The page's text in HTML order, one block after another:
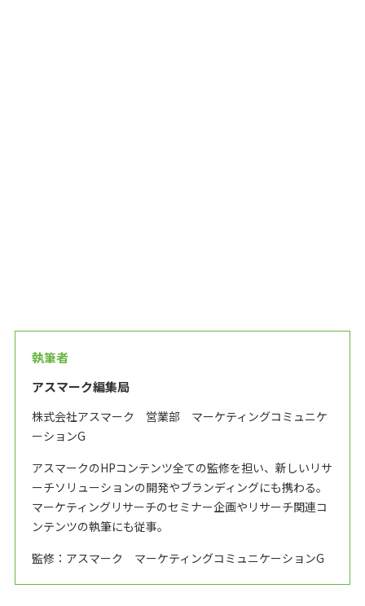
執筆者
アスマーク編集局
株式会社アスマーク 営業部 マーケティングコミュニケ
ーションG
アスマークのHPコンテンツ全ての監修を担い、新しいリサ
ーチソリューションの開発やブランディングにも携わる。
マーケティングリサーチのセミナー企画やリサーチ関連コ
ンテンツの執筆にも従事。
監修：アスマーク マーケティングコミュニケーションG